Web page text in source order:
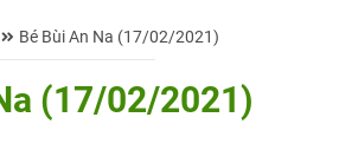
Bé Bùi An Na (17/02/2021)
(17/02/2021)